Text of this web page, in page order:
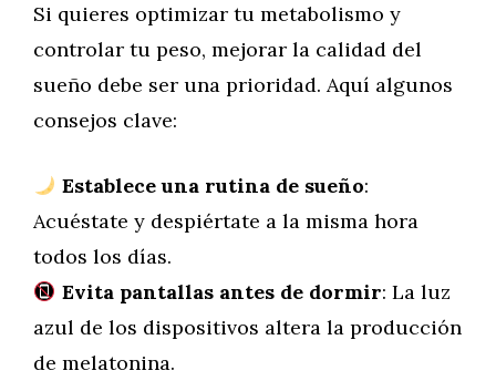
Si quieres optimizar tu metabolismo y
controlar tu peso, mejorar la calidad del
sueño debe ser una prioridad. Aquí algunos
consejos clave:
Establece una rutina de sueño:
Acuéstate y despiértate a la misma hora
todos los días.
Evita pantallas antes de dormir: La luz
azul de los dispositivos altera la producción
de melatonina.